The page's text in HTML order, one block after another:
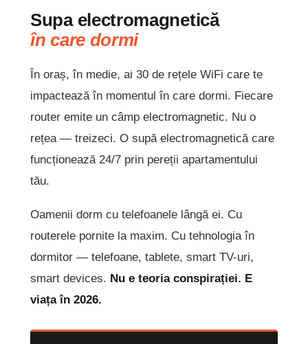
Supa electromagnetică
în care dormi
În oraș, în medie, ai 30 de rețele WiFi care te
impactează în momentul în care dormi. Fiecare
router emite un câmp electromagnetic. Nu o
rețea — treizeci. O supă electromagnetică care
funcționează 24/7 prin pereții apartamentului
tău.
Oamenii dorm cu telefoanele lângă ei. Cu
routerele pornite la maxim. Cu tehnologia în
dormitor — telefoane, tablete, smart TV-uri,
smart devices. Nu e teoria conspirației. E
viața în 2026.